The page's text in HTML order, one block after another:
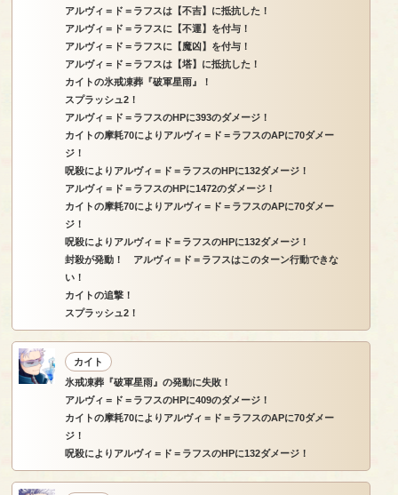
アルヴィ＝ド＝ラフスは【不吉】に抵抗した！
アルヴィ＝ド＝ラフスに【不運】を付与！
アルヴィ＝ド＝ラフスに【魔凶】を付与！
アルヴィ＝ド＝ラフスは【塔】に抵抗した！
カイトの氷戒凍葬『破軍星雨』！
スプラッシュ2！
アルヴィ＝ド＝ラフスのHPに393のダメージ！
カイトの摩耗70によりアルヴィ＝ド＝ラフスのAPに70ダメー
ジ！
呪殺によりアルヴィ＝ド＝ラフスのHPに132ダメージ！
アルヴィ＝ド＝ラフスのHPに1472のダメージ！
カイトの摩耗70によりアルヴィ＝ド＝ラフスのAPに70ダメー
ジ！
呪殺によりアルヴィ＝ド＝ラフスのHPに132ダメージ！
封殺が発動！ アルヴィ＝ド＝ラフスはこのターン行動できな
い！
カイトの追撃！
スプラッシュ2！
カイト
氷戒凍葬『破軍星雨』の発動に失敗！
アルヴィ＝ド＝ラフスのHPに409のダメージ！
カイトの摩耗70によりアルヴィ＝ド＝ラフスのAPに70ダメー
ジ！
呪殺によりアルヴィ＝ド＝ラフスのHPに132ダメージ！